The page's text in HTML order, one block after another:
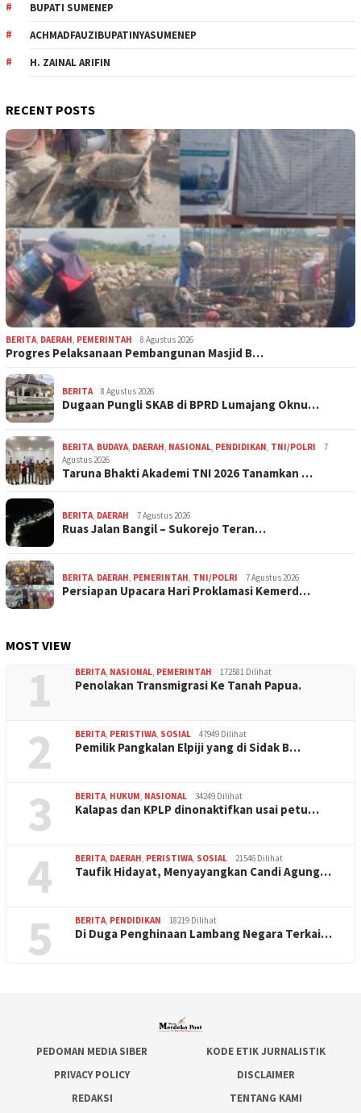
BUPATI SUMENEP
ACHMADFAUZIBUPATINYASUMENEP
H. ZAINAL ARIFIN
RECENT POSTS
BERITA, DAERAH, PEMERINTAH 8 Agustus 2026
Progres Pelaksanaan Pembangunan Masjid B…
BERITA 8 Agustus 2026
Dugaan Pungli SKAB di BPRD Lumajang Oknu…
BERITA, BUDAYA, DAERAH, NASIONAL, PENDIDIKAN, TNI/POLRI
7
Agustus 2026
Taruna Bhakti Akademi TNI 2026 Tanamkan …
BERITA, DAERAH 7 Agustus 2026
Ruas Jalan Bangil – Sukorejo Teran…
BERITA, DAERAH, PEMERINTAH, TNI/POLRI 7 Agustus 2026
Persiapan Upacara Hari Proklamasi Kemerd…
MOST VIEW
1 BERITA, NASIONAL, PEMERINTAH 172581 Dilihat
Penolakan Transmigrasi Ke Tanah Papua.
2 BERITA, PERISTIWA, SOSIAL 47949 Dilihat
Pemilik Pangkalan Elpiji yang di Sidak B…
3 BERITA, HUKUM, NASIONAL 34249 Dilihat
Kalapas dan KPLP dinonaktifkan usai petu…
4 BERITA, DAERAH, PERISTIWA, SOSIAL 21546 Dilihat
Taufik Hidayat, Menyayangkan Candi Agung…
5 BERITA, PENDIDIKAN 18219 Dilihat
Di Duga Penghinaan Lambang Negara Terkai…
PEDOMAN MEDIA SIBER
KODE ETIK JURNALISTIK
PRIVACY POLICY
DISCLAIMER
REDAKSI
TENTANG KAMI